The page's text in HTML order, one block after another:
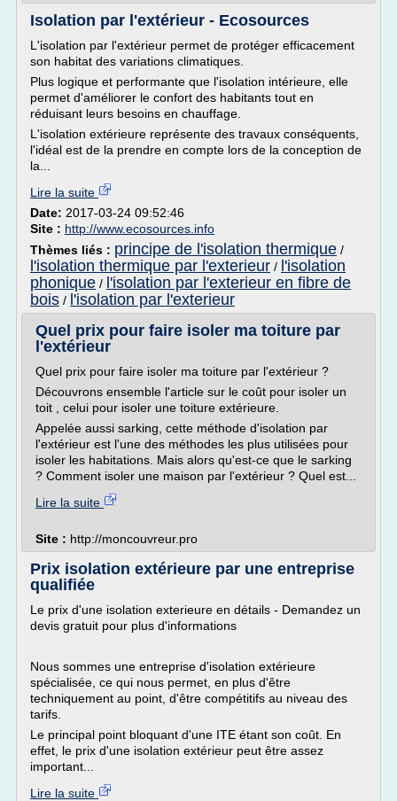
Isolation par l'extérieur - Ecosources
L'isolation par l'extérieur permet de protéger efficacement
son habitat des variations climatiques.
Plus logique et performante que l'isolation intérieure, elle
permet d'améliorer le confort des habitants tout en
réduisant leurs besoins en chauffage.
L'isolation extérieure représente des travaux conséquents,
l'idéal est de la prendre en compte lors de la conception de
la...
Lire la suite
Date: 2017-03-24 09:52:46
Site : http://www.ecosources.info
Thèmes liés : principe de l'isolation thermique /
l'isolation thermique par l'exterieur / l'isolation
phonique / l'isolation par l'exterieur en fibre de
bois / l'isolation par l'exterieur
Quel prix pour faire isoler ma toiture par
l'extérieur
Quel prix pour faire isoler ma toiture par l'extérieur ?
Découvrons ensemble l'article sur le coût pour isoler un
toit , celui pour isoler une toiture extérieure.
Appelée aussi sarking, cette méthode d'isolation par
l'extérieur est l'une des méthodes les plus utilisées pour
isoler les habitations. Mais alors qu'est-ce que le sarking
? Comment isoler une maison par l'extérieur ? Quel est...
Lire la suite
Site : http://moncouvreur.pro
Prix isolation extérieure par une entreprise
qualifiée
Le prix d'une isolation exterieure en détails - Demandez un
devis gratuit pour plus d'informations
Nous sommes une entreprise d'isolation extérieure
spécialisée, ce qui nous permet, en plus d'être
techniquement au point, d'être compétitifs au niveau des
tarifs.
Le principal point bloquant d'une ITE étant son coût. En
effet, le prix d'une isolation extérieur peut être assez
important...
Lire la suite